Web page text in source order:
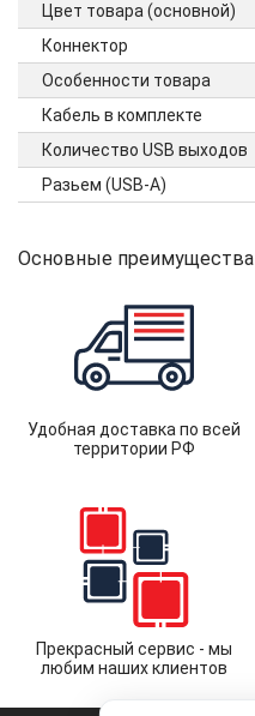
Цвет товара (основной)
Коннектор
Особенности товара
Кабель в комплекте
Количество USB выходов
Разьем (USB-A)
Основные преимущества
Удобная доставка по всей
территории РФ
Прекрасный сервис - мы
любим наших клиентов